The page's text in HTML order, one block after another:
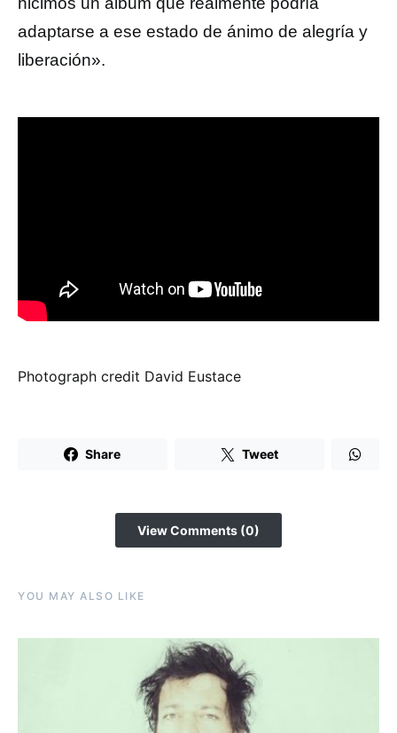
adaptarse a ese estado de ánimo de alegría y
liberación».
Photograph credit David Eustace
Share Tweet
View Comments (0)
YOU MAY ALSO LIKE